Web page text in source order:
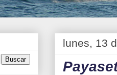
lunes, 13